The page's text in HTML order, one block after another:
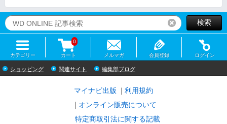
リセット検索
カテゴリー カート
0
メルマガ 会員登録 ログイン
ショッピング 関連サイト 編集部ブログ
マイナビ出版
利用規約
オンライン販売について
特定商取引法に関する記載